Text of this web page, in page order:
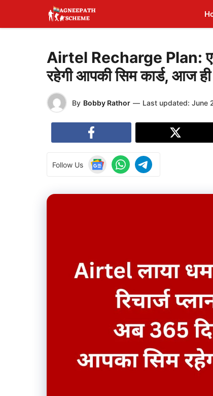
content
Airtel Recharge Plan:
रहेगी आपकी सिम कार्ड, आज ही
By Bobby Rathor — Last updated: June
Follow Us